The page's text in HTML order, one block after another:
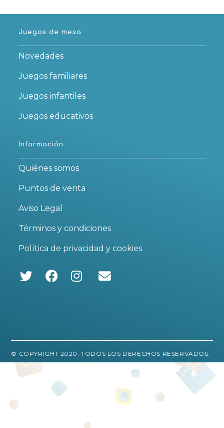
Juegos de mesa
Novedades
Juegos familiares
Juegos infantiles
Juegos educativos
Información
Quiénes somos
Puntos de venta
Aviso Legal
Términos y condiciones
Política de privacidad y cookies
abre
Se
abre
abre
© COPYRIGHT 2020. TODOS LOS DERECHOS RESERVADOS.
DESARROLLADO POR:TALLER EMPRESARIAL 2.0